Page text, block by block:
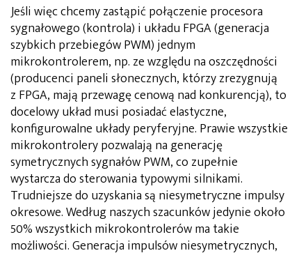
Jeśli więc chcemy zastąpić połączenie procesora
sygnałowego (kontrola) i układu FPGA (generacja
szybkich przebiegów PWM) jednym
mikrokontrolerem, np. ze względu na oszczędności
(producenci paneli słonecznych, którzy zrezygnują
z FPGA, mają przewagę cenową nad konkurencją), to
docelowy układ musi posiadać elastyczne,
konfigurowalne układy peryferyjne. Prawie wszystkie
mikrokontrolery pozwalają na generację
symetrycznych sygnałów PWM, co zupełnie
wystarcza do sterowania typowymi silnikami.
Trudniejsze do uzyskania są niesymetryczne impulsy
okresowe. Według naszych szacunków jedynie około
50% wszystkich mikrokontrolerów ma takie
możliwości. Generacja impulsów niesymetrycznych,